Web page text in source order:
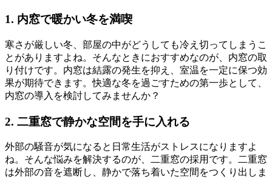
1. 内窓で暖かい冬を満喫
寒さが厳しい冬、部屋の中がどうしても冷え切ってしまうこ
とがありますよね。そんなときにおすすめなのが、内窓の取
り付けです。内窓は結露の発生を抑え、室温を一定に保つ効
果が期待できます。快適な冬を過ごすための第一歩として、
内窓の導入を検討してみませんか？
2. 二重窓で静かな空間を手に入れる
外部の騒音が気になると日常生活がストレスになりますよ
ね。そんな悩みを解決するのが、二重窓の採用です。二重窓
は外部の音を遮断し、静かで落ち着いた空間をつくり出しま